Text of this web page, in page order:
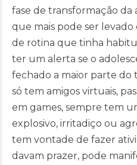
fase de transformação da
que mais pode ser
de rotina que tinha
ter um alerta se o
fechado a maior parte do
só tem amigos virtuais,
em games, sempre tem
explosivo, irritadiço ou
tem vontade de fazer
davam prazer, pode